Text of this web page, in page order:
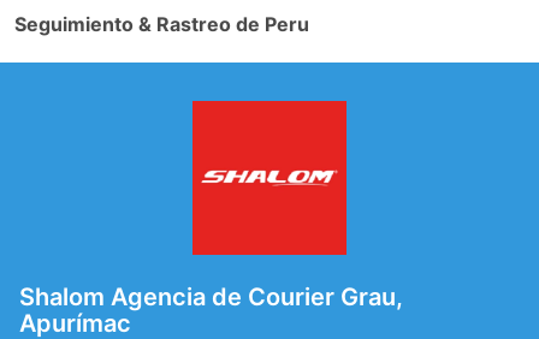
Seguimiento & Rastreo de Peru
Shalom Agencia de Courier Grau,
Apurímac